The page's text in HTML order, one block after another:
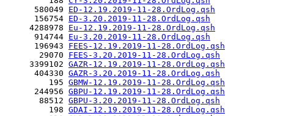
      580049
ED-12.19.2019-11-28.OrdLog.qsh
      156754
ED-3.20.2019-11-28.OrdLog.qsh
     4288978
Eu-12.19.2019-11-28.OrdLog.qsh
      914744
Eu-3.20.2019-11-28.OrdLog.qsh
      196943
FEES-12.19.2019-11-28.OrdLog.qsh
       29070
FEES-3.20.2019-11-28.OrdLog.qsh
     3399102
GAZR-12.19.2019-11-28.OrdLog.qsh
      404330
GAZR-3.20.2019-11-28.OrdLog.qsh
         195
GBMW-12.19.2019-11-28.OrdLog.qsh
      244956
GBPU-12.19.2019-11-28.OrdLog.qsh
       88512
GBPU-3.20.2019-11-28.OrdLog.qsh
         198
GDAI-12.19.2019-11-28.OrdLog.qsh